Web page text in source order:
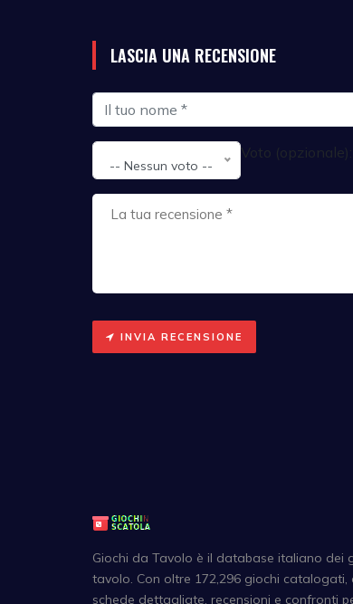
LASCIA UNA RECENSIONE
Voto (opzionale):
-- Nessun voto --
INVIA RECENSIONE
Giochi da Tavolo è il database italiano dei
tavolo. Con oltre 172,296 giochi catalogati,
schede dettagliate, recensioni e confronti